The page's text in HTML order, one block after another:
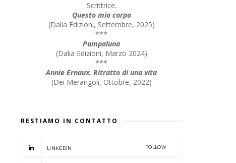
Scrittrice.
Questo mio corpo
(Dalia Edizioni, Settembre, 2025)
***
Pampaluna
(Dalia Edizioni, Marzo 2024)
***
Annie Ernaux. Ritratto di una vita
(Dei Merangoli, Ottobre, 2022)
RESTIAMO IN CONTATTO
LINKEDIN FOLLOW